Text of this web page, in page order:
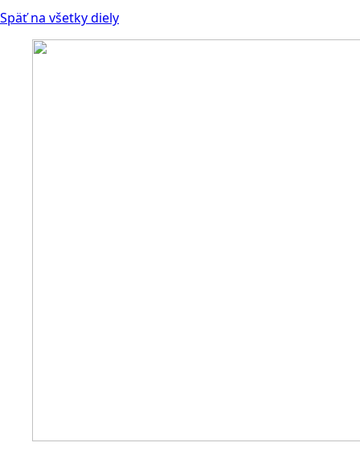
Späť na všetky diely